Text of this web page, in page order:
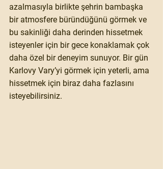
azalmasıyla birlikte şehrin bambaşka
bir atmosfere büründüğünü görmek ve
bu sakinliği daha derinden hissetmek
isteyenler için bir gece konaklamak çok
daha özel bir deneyim sunuyor. Bir gün
Karlovy Vary’yi görmek için yeterli, ama
hissetmek için biraz daha fazlasını
isteyebilirsiniz.